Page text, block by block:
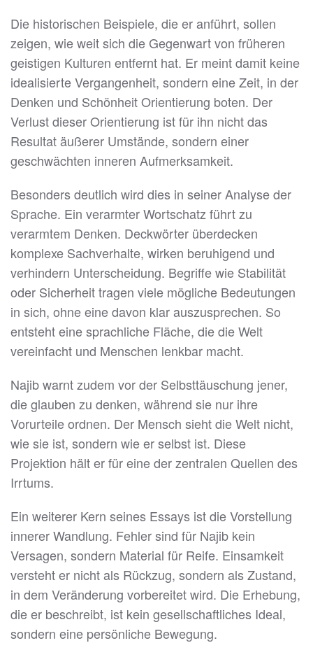
Die historischen Beispiele, die er anführt, sollen
zeigen, wie weit sich die Gegenwart von früheren
geistigen Kulturen entfernt hat. Er meint damit keine
idealisierte Vergangenheit, sondern eine Zeit, in der
Denken und Schönheit Orientierung boten. Der
Verlust dieser Orientierung ist für ihn nicht das
Resultat äußerer Umstände, sondern einer
geschwächten inneren Aufmerksamkeit.
Besonders deutlich wird dies in seiner Analyse der
Sprache. Ein verarmter Wortschatz führt zu
verarmtem Denken. Deckwörter überdecken
komplexe Sachverhalte, wirken beruhigend und
verhindern Unterscheidung. Begriffe wie Stabilität
oder Sicherheit tragen viele mögliche Bedeutungen
in sich, ohne eine davon klar auszusprechen. So
entsteht eine sprachliche Fläche, die die Welt
vereinfacht und Menschen lenkbar macht.
Najib warnt zudem vor der Selbsttäuschung jener,
die glauben zu denken, während sie nur ihre
Vorurteile ordnen. Der Mensch sieht die Welt nicht,
wie sie ist, sondern wie er selbst ist. Diese
Projektion hält er für eine der zentralen Quellen des
Irrtums.
Ein weiterer Kern seines Essays ist die Vorstellung
innerer Wandlung. Fehler sind für Najib kein
Versagen, sondern Material für Reife. Einsamkeit
versteht er nicht als Rückzug, sondern als Zustand,
in dem Veränderung vorbereitet wird. Die Erhebung,
die er beschreibt, ist kein gesellschaftliches Ideal,
sondern eine persönliche Bewegung.